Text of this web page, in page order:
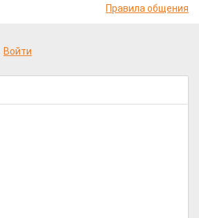
Правила общения
Войти